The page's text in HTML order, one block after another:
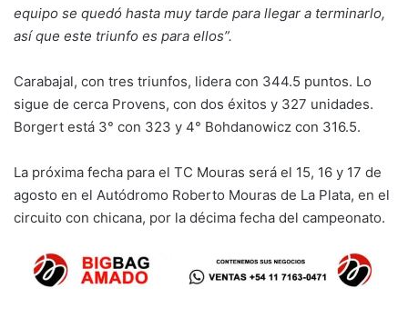
equipo se quedó hasta muy tarde para llegar a terminarlo,
así que este triunfo es para ellos”.
Carabajal, con tres triunfos, lidera con 344.5 puntos. Lo
sigue de cerca Provens, con dos éxitos y 327 unidades.
Borgert está 3° con 323 y 4° Bohdanowicz con 316.5.
La próxima fecha para el TC Mouras será el 15, 16 y 17 de
agosto en el Autódromo Roberto Mouras de La Plata, en el
circuito con chicana, por la décima fecha del campeonato.